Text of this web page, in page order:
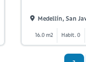
Medellín, San
16.0 m2 Habit. 0